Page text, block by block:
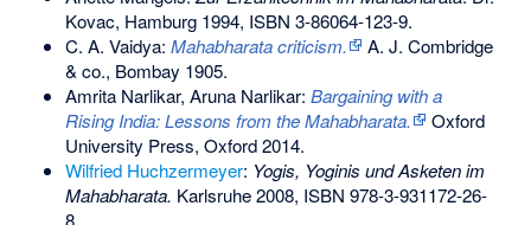
Kovac, Hamburg 1994, ISBN 3-86064-123-9.
C. A. Vaidya: Mahabharata criticism.
A. J. Combridge
& co., Bombay 1905.
Amrita Narlikar, Aruna Narlikar: Bargaining with a
Rising India: Lessons from the Mahabharata.
Oxford
University Press, Oxford 2014.
Wilfried Huchzermeyer: Yogis, Yoginis und Asketen im
Mahabharata. Karlsruhe 2008, ISBN 978-3-931172-26-
8.